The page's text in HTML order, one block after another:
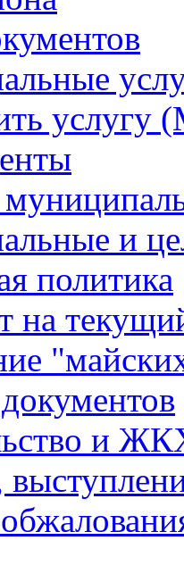
услугу
и
политика
на
и